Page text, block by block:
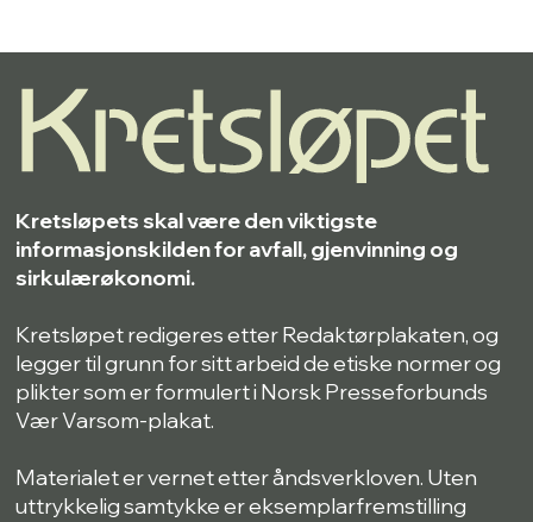
Kretsløpets skal være den viktigste
informasjonskilden for avfall, gjenvinning og
sirkulærøkonomi.
Kretsløpet redigeres etter Redaktørplakaten, og
legger til grunn for sitt arbeid de etiske normer og
plikter som er formulert i Norsk Presseforbunds
Vær Varsom-plakat.
Materialet er vernet etter åndsverkloven. Uten
uttrykkelig samtykke er eksemplarfremstilling